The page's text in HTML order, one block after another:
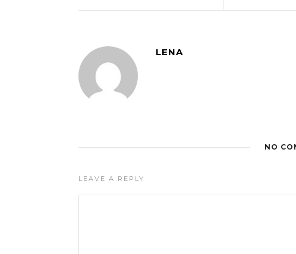
LENA
NO
LEAVE A REPLY